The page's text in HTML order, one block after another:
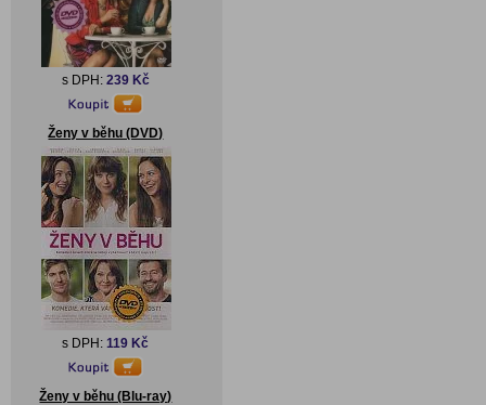
s DPH: 239 Kč
Ženy v běhu (DVD)
s DPH:119 Kč
Ženy v běhu (Blu-ray)